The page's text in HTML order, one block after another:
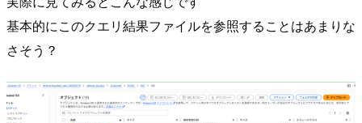
基本的にこのクエリ結果ファイルを参照することはあまりな
さそう？